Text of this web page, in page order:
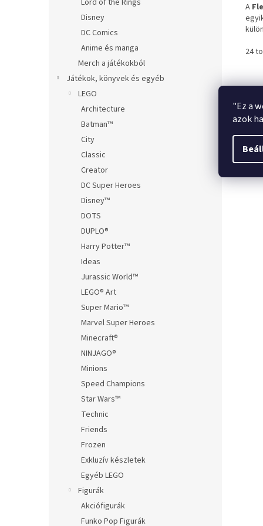
"Ez a
azok
Lord of the Rings
Disney
DC Comics
Anime és manga
Merch a játékokból
Játékok, könyvek és egyéb
LEGO
Architecture
Batman™
City
Classic
Creator
DC Super Heroes
Disney™
DOTS
DUPLO®
Harry Potter™
Ideas
Jurassic World™
LEGO® Art
Super Mario™
Marvel Super Heroes
Minecraft®
NINJAGO®
Minions
Speed Champions
Star Wars™
Technic
Friends
Frozen
Exkluzív készletek
Egyéb LEGO
Figurák
Akciófigurák
Funko Pop Figurák
A
24
• 15